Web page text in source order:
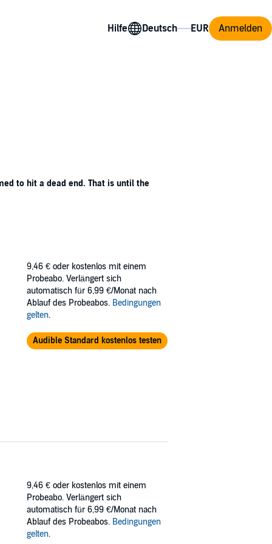
Hilfe Anmelden
to hit a dead end. That is until the
down your spine. Notably detailing the
9,46 € oder kostenlos mit einem
Probeabo. Verlängert sich
automatisch für 6,99 €/Monat nach
Ablauf des Probeabos. Bedingungen
gelten.
Audible Standard kostenlos testen
9,46 € oder kostenlos mit einem
Probeabo. Verlängert sich
automatisch für 6,99 €/Monat nach
Ablauf des Probeabos. Bedingungen
gelten.